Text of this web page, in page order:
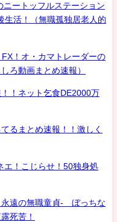
ートッフルステーション
生活！（無職孤独居老人的
！オ・カマトレーダーの
ろ動画まとめ速報）
！ネット乞食DE2000万
るまとめ速報！！激しく
エ！こじらせ！50独身処
遠の無職童貞- ぼっちな
死苦！